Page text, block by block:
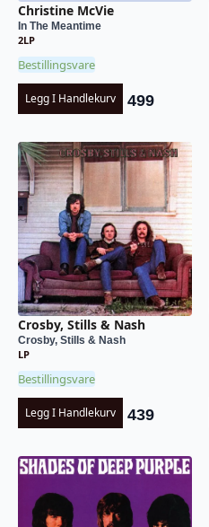
Christine McVie
In The Meantime
2LP
Bestillingsvare
Legg I Handlekurv 499
Crosby, Stills & Nash
Crosby, Stills & Nash
LP
Bestillingsvare
Legg I Handlekurv 439